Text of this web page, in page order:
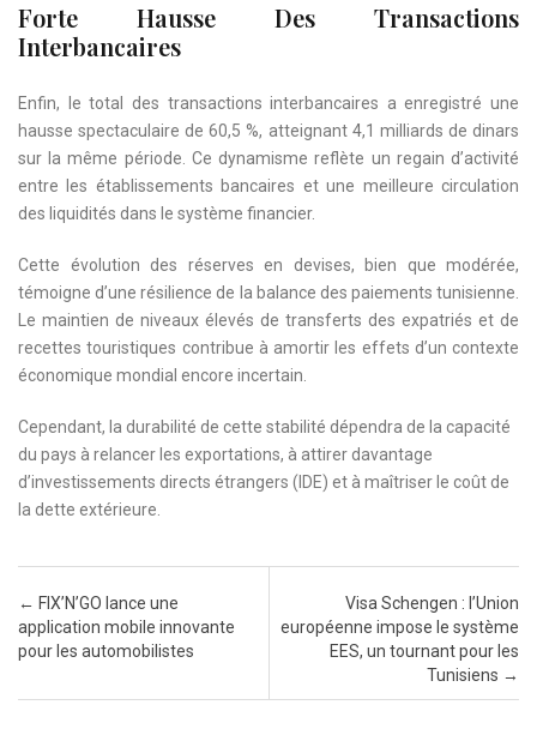
Forte Hausse Des Transactions
Interbancaires
Enfin, le total des transactions interbancaires a enregistré une
hausse spectaculaire de 60,5 %, atteignant 4,1 milliards de dinars
sur la même période. Ce dynamisme reflète un regain d’activité
entre les établissements bancaires et une meilleure circulation
des liquidités dans le système financier.
Cette évolution des réserves en devises, bien que modérée,
témoigne d’une résilience de la balance des paiements tunisienne.
Le maintien de niveaux élevés de transferts des expatriés et de
recettes touristiques contribue à amortir les effets d’un contexte
économique mondial encore incertain.
Cependant, la durabilité de cette stabilité dépendra de la capacité
du pays à relancer les exportations, à attirer davantage
d’investissements directs étrangers (IDE) et à maîtriser le coût de
la dette extérieure.
Post navigation
← FIX’N’GO lance une
application mobile innovante
pour les automobilistes
Visa Schengen : l’Union
européenne impose le système
EES, un tournant pour les
Tunisiens →